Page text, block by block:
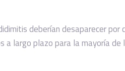
deberían desaparecer
a largo plazo para la mayoría